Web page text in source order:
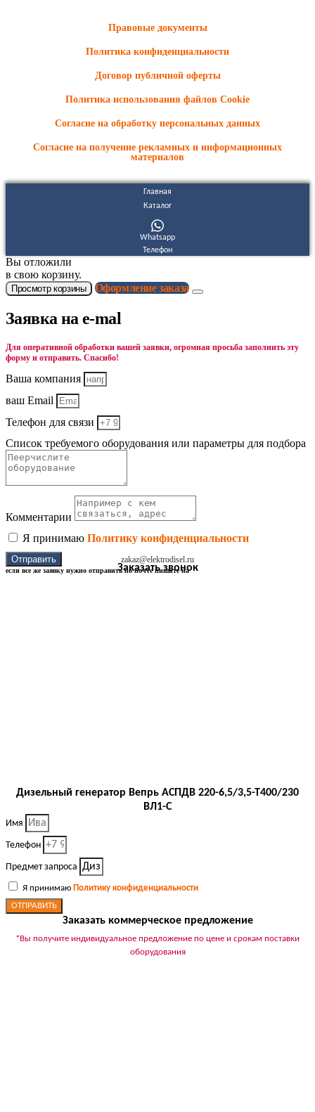
Правовые документы
Политика конфиденциальности
Договор публичной оферты
Политика использования файлов Cookie
Согласие на обработку персональных данных
Согласие на получение рекламных и информационных
материалов
Главная
Каталог
Whatsapp
Телефон
Вы отложили
в свою корзину.
Просмотр корзины Оформление заказа
Заявка на e-mal
Для оперативной обработки вашей заявки, огромная просьба заполнить эту
форму и отправить. Спасибо!
Ваша компания
ваш Email
Телефон для связи
Список требуемого оборудования или параметры для подбора
Комментарии
Я принимаю Политику конфиденциальности
Отправить
если все же заявку нужно отправить по почте пишите на
zakaz@elektrodisel.ru
Заказать звонок
Дизельный генератор Вепрь АСПДВ 220-6,5/3,5-Т400/230
ВЛ1-С
Имя
Телефон
Предмет запроса
Я принимаю Политику конфиденциальности
ОТПРАВИТЬ
Заказать коммерческое предложение
*Вы получите индивидуальное предложение по цене и срокам поставки
оборудования